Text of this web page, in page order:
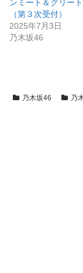
ンミート＆グリー
（第３次受付）
2025年7月3日
乃木坂46
乃木坂46 乃